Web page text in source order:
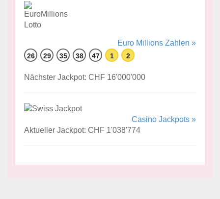
Euro Millions Zahlen »
26 29 35 38 47 1 2
Nächster Jackpot: CHF 16'000'000
Casino Jackpots »
Aktueller Jackpot: CHF 1'038'774